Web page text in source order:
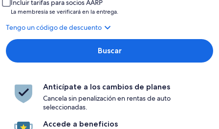
Incluir tarifas para socios AARP
La membresía se verificará en la entrega.
Tengo un código de descuento
Buscar
Anticípate a los cambios de planes
Cancela sin penalización en rentas de auto
seleccionadas.
Accede a beneficios